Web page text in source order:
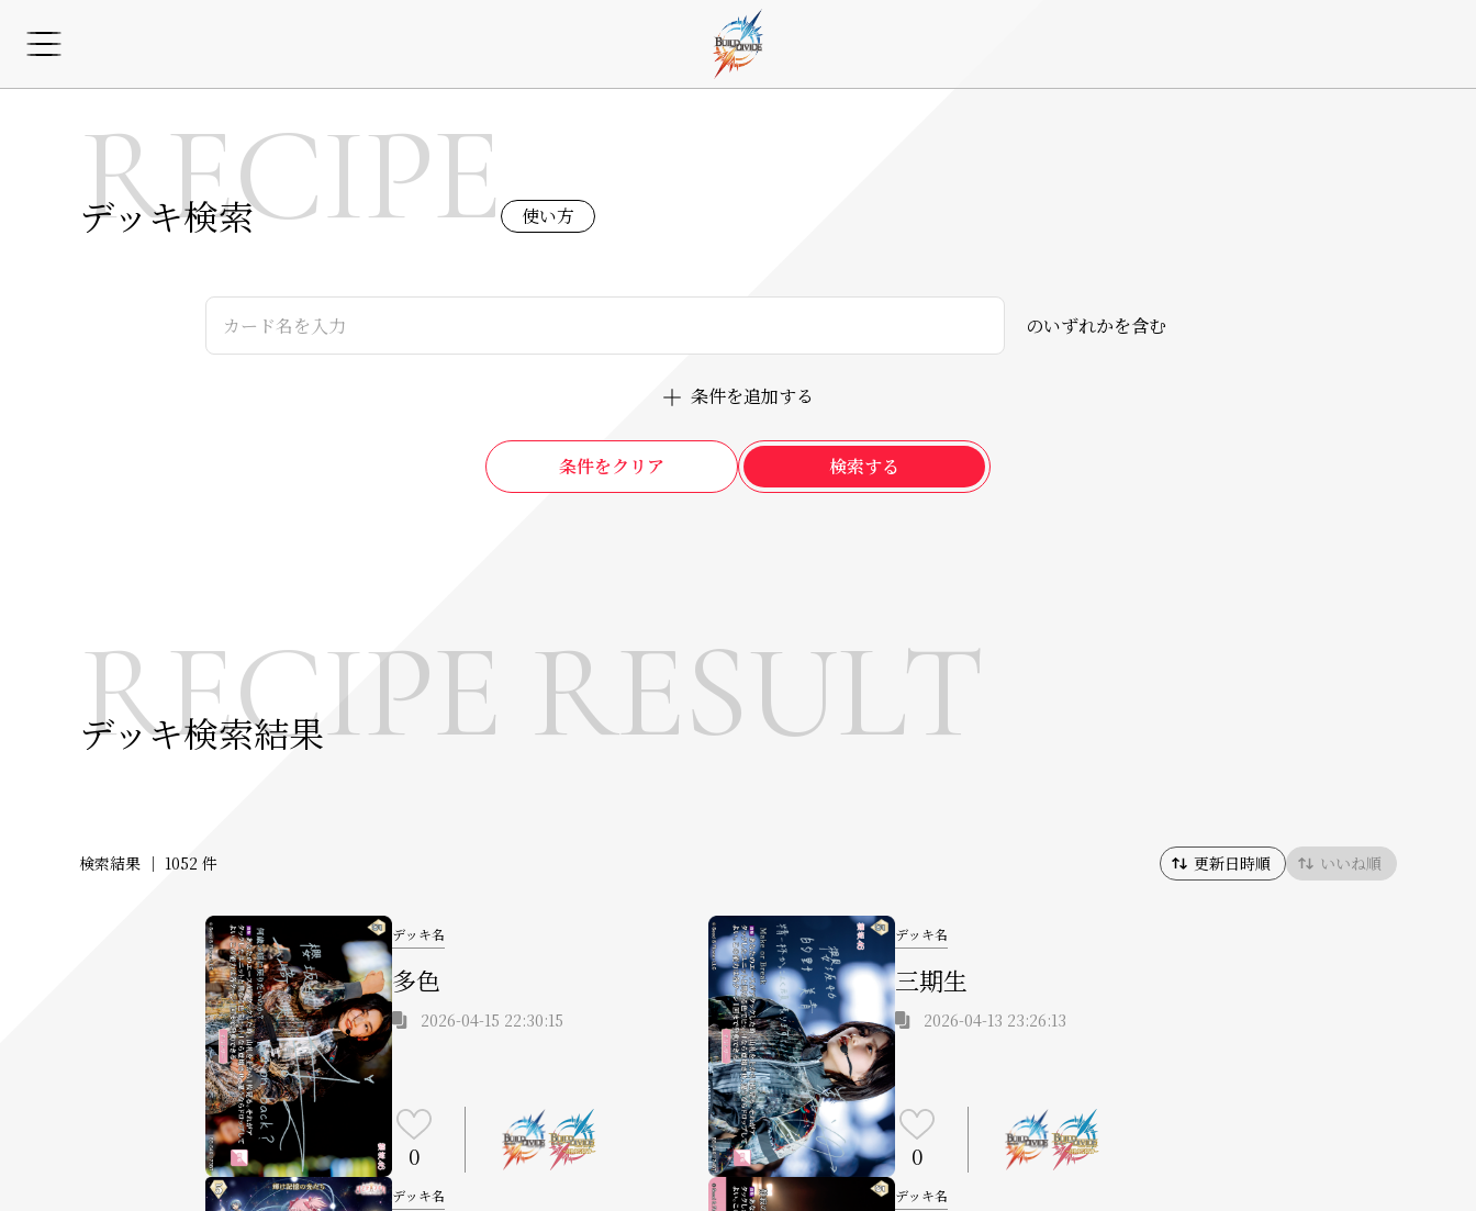
RECIPE
デッキ検索 使い方
のいずれかを含む
条件を追加する
条件をクリア 検索する
RECIPE RESULT
デッキ検索結果
検索結果 ｜ 1052 件 更新日時順 いいね順
デッキ名
多色
2026-04-15 22:30:15
0
デッキ名
三期生
2026-04-13 23:26:13
0
デッキ名 デッキ名